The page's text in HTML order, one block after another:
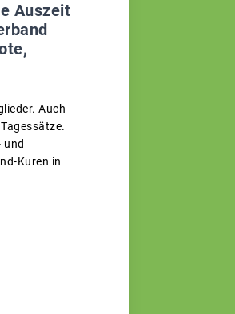
Auszeit
Auch
und
Kuren in